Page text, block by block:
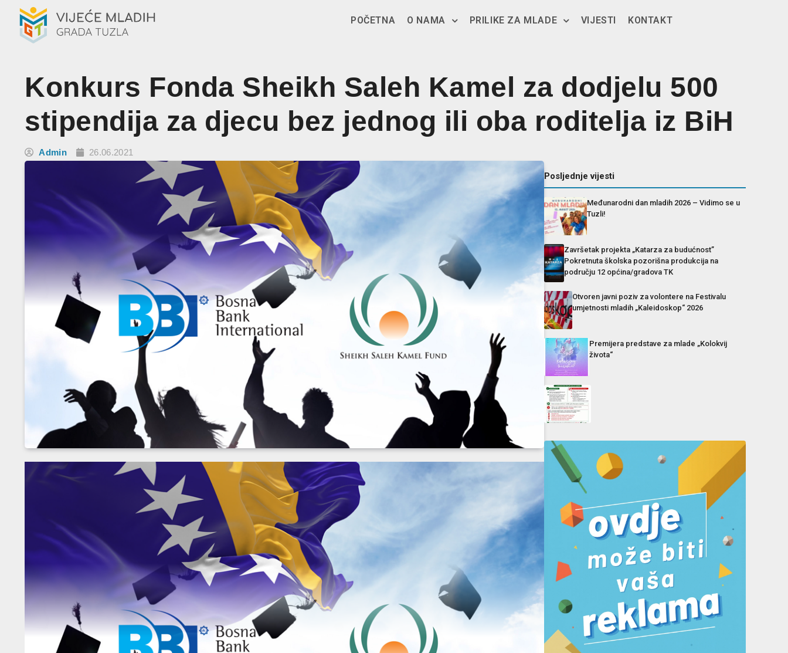
POČETNA O NAMA PRILIKE ZA MLADE VIJESTI KONTAKT
Konkurs Fonda Sheikh Saleh Kamel za dodjelu 500
stipendija za djecu bez jednog ili oba roditelja iz BiH
Admin 26.06.2021
Posljednje vijesti
Međunarodni dan mladih 2026 – Vidimo se u
Tuzli!
Završetak projekta „Katarza za budućnost”
Pokretnuta školska pozorišna produkcija na
području 12 općina/gradova TK
Otvoren javni poziv za volontere na Festivalu
umjetnosti mladih „Kaleidoskop“ 2026
Premijera predstave za mlade „Kolokvij
života“